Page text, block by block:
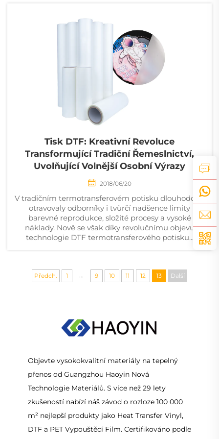
Tisk DTF: Kreativní Revoluce
Transformující Tradiční Řemeslnictví,
Uvolňující Volnější Osobní Výrazy
2018/06/20
V tradičním termotransferovém potisku dlouhodobě
otravovaly odborníky i tvůrčí nadšence limity
barevné reprodukce, složité procesy a vysoké
náklady. Nově se však díky revolučnímu objevu
technologie DTF termotransferového potisku...
Předch. 1 ... 9 10 11 12 13 Další
Objevte vysokokvalitní materiály na tepelný
přenos od Guangzhou Haoyin Nová
Technologie Materiálů. S více než 29 lety
zkušeností nabízí náš závod o rozloze 100 000
m² nejlepší produkty jako Heat Transfer Vinyl,
DTF a PET Vypouštěcí Film. Certifikováno podle